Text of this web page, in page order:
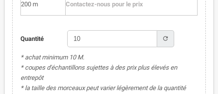
200 m Contactez-nous pour le prix
Quantité refresh
* achat minimum 10 M.
* coupes d'échantillons sujettes à des prix plus élevés en
entrepôt
* la taille des morceaux peut varier légèrement de la quantité